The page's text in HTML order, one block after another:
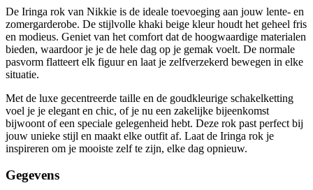
De Iringa rok van Nikkie is de ideale toevoeging aan jouw lente- en
zomergarderobe. De stijlvolle khaki beige kleur houdt het geheel fris
en modieus. Geniet van het comfort dat de hoogwaardige materialen
bieden, waardoor je je de hele dag op je gemak voelt. De normale
pasvorm flatteert elk figuur en laat je zelfverzekerd bewegen in elke
situatie.
Met de luxe gecentreerde taille en de goudkleurige schakelketting
voel je je elegant en chic, of je nu een zakelijke bijeenkomst
bijwoont of een speciale gelegenheid hebt. Deze rok past perfect bij
jouw unieke stijl en maakt elke outfit af. Laat de Iringa rok je
inspireren om je mooiste zelf te zijn, elke dag opnieuw.
Gegevens